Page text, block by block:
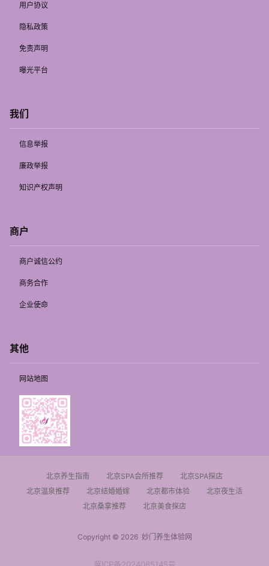
用户协议
隐私政策
免责声明
曝光平台
我们
信息举报
廉政举报
知识产权声明
商户
商户诚信公约
商务合作
企业使命
其他
网站地图
北京养生指南 北京SPA会所推荐
北京SPA探店
北京温泉推荐
北京结婚婚嫁 北京都市体验
北京夜生活
北京桑拿推荐
北京美食探店
Copyright © 2026妙门养生体验网